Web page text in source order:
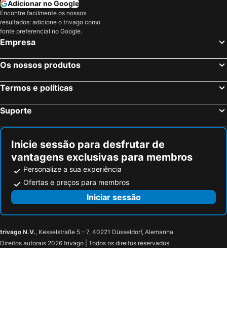
Adicionar no Google
Encontre facilmente os nossos
resultados: adicione o trivago como
fonte preferencial no Google.
Empresa
Os nossos produtos
Termos e políticas
Suporte
Inicie sessão para desfrutar de
vantagens exclusivas para membros
Personalize a sua experiência
Ofertas e preços para membros
Iniciar sessão
trivago N.V., Kesselstraße 5 – 7, 40221 Düsseldorf, Alemanha
Direitos autorais 2026 trivago | Todos os direitos reservados.